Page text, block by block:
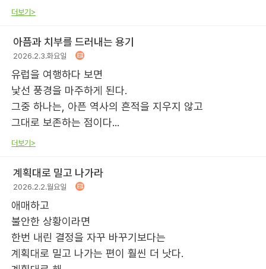
더보기>
아픔과 치부를 드러내는 용기
2026.2.3.화요일
유럽을 여행하다 보면
낯선 풍경을 마주하게 된다.
그중 하나는, 아픈 역사의 흔적을 지우지 않고
그대로 보존하는 점이다...
더보기>
계획대로 밀고 나가라
2026.2.2.월요일
애매하고
불안한 상황이라면
한번 내린 결정을 자꾸 바꾸기보다는
계획대로 밀고 나가는 편이 훨씬 더 낫다.